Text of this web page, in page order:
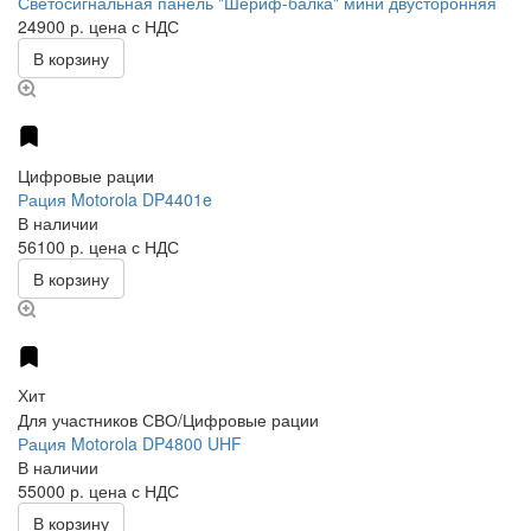
24900 р. цена с НДС
В корзину
Цифровые рации
Рация Motorola DP4401e
В наличии
56100 р. цена с НДС
В корзину
Хит
Для участников СВО/Цифровые рации
Рация Motorola DP4800 UHF
В наличии
55000 р. цена с НДС
В корзину